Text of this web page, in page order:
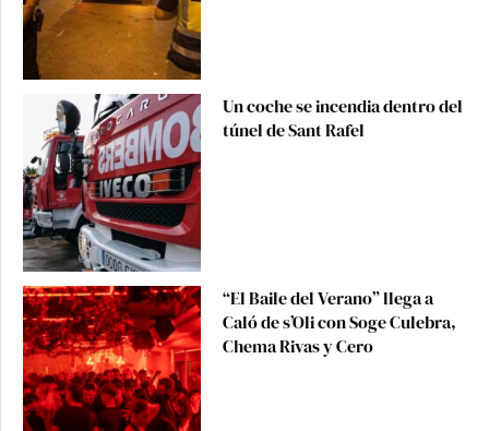
Un coche se incendia dentro del
túnel de Sant Rafel
“El Baile del Verano” llega a
Caló de s’Oli con Soge Culebra,
Chema Rivas y Cero